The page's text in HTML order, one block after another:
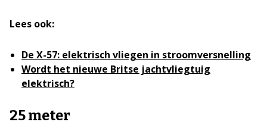
Lees ook:
De X-57: elektrisch vliegen in stroomversnelling
Wordt het nieuwe Britse jachtvliegtuig
elektrisch?
25 meter